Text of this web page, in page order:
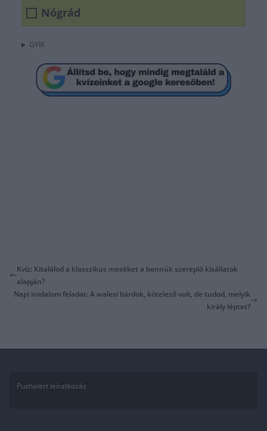
Nógrád
GYIK
Kvíz: Kitalálod a klasszikus meséket a bennük szereplő kisállatok
alapján?
Napi irodalom feladat: A walesi bárdok, kötelező volt, de tudod, melyik
király léptet?
Pushalert leíratkozás